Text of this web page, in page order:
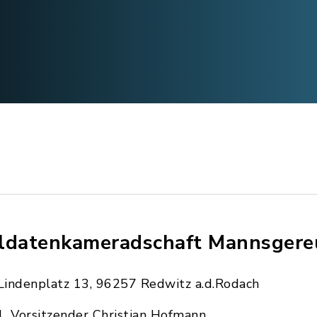
13, 96257 Redwitz a.d.Rodach